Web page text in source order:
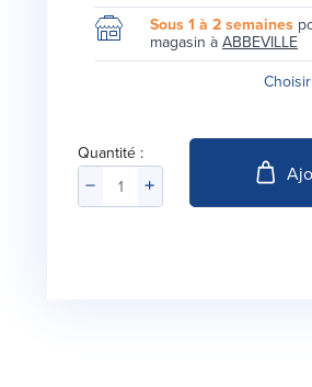
Sous 1 à 2 semaines
magasin à ABBEVILLE
Quantité :